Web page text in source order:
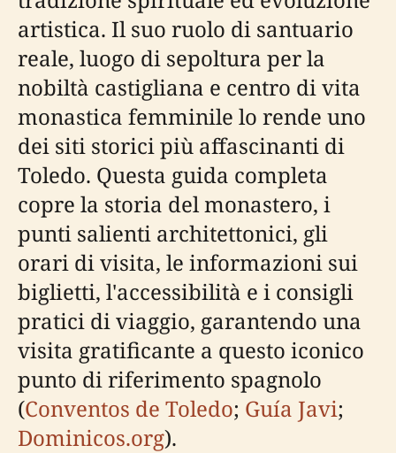
artistica. Il suo ruolo di santuario
reale, luogo di sepoltura per la
nobiltà castigliana e centro di vita
monastica femminile lo rende uno
dei siti storici più affascinanti di
Toledo. Questa guida completa
copre la storia del monastero, i
punti salienti architettonici, gli
orari di visita, le informazioni sui
biglietti, l'accessibilità e i consigli
pratici di viaggio, garantendo una
visita gratificante a questo iconico
punto di riferimento spagnolo
(Conventos de Toledo; Guía Javi;
Dominicos.org).